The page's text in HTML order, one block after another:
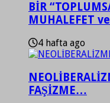
BİR
MUHALEFET
4 hafta ago
FAŞİZME…